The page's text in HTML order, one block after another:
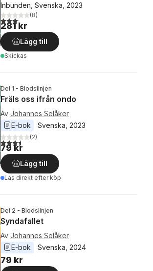
Inbunden, Svenska, 2023
3,1utav 5 stjärnor. Totalt antal röster:
(8)
281 kr
Lägg till
Skickas
Del 1 - Blodslinjen
Fräls oss ifrån ondo
Av Johannes Selåker
E-bok
Svenska 2023
3,5utav 5 stjärnor. Totalt antal röster:
(2)
79 kr
Lägg till
Läs direkt efter köp
Del 2 - Blodslinjen
Syndafallet
Av Johannes Selåker
E-bok
Svenska 2024
79 kr